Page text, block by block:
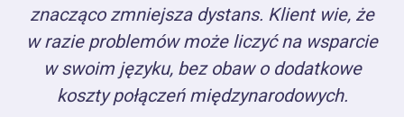
znacząco zmniejsza dystans. Klient wie, że
w razie problemów może liczyć na wsparcie
w swoim języku, bez obaw o dodatkowe
koszty połączeń międzynarodowych.